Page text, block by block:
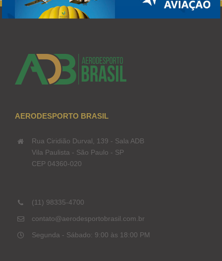
AERODESPORTO BRASIL
Rua Ciridião Durval, 139 - Sala ADB
Vila Paulista - São Paulo - SP
CEP 04360-020
(11) 98335-4700
contato@aerodesportobrasil.com.br
Segunda - Sábado: 9:00 às 18:00 PM